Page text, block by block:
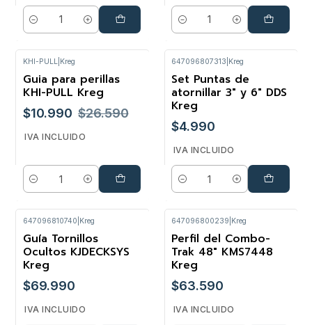
Cantidad Cantidad
-59%
KHI-PULL| Kreg
Guia para perillas
KHI-PULL Kreg
$10.990 $26.590
IVA INCLUIDO
Cantidad
647096807313 Kreg
Set Puntas de
atornillar 3" y 6" DDS
Kreg
$4.990
IVA INCLUIDO
Cantidad
647096810740 Kreg
Guía Tornillos
Ocultos KJDECKSYS
Kreg
$69.990
IVA INCLUIDO
647096800239 Kreg
Perfil del Combo-
Trak 48" KMS7448
Kreg
$63.590
IVA INCLUIDO